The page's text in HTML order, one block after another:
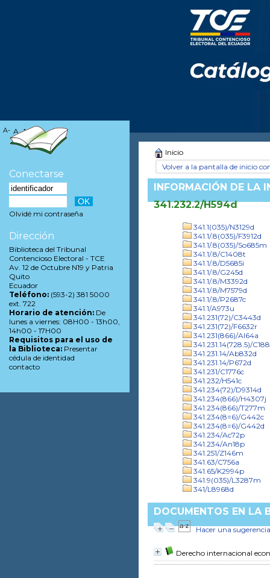
Inicio
Volver a la pantalla de inicio
INFORMACIÓN DE LA
341.232.2/H594d
341.1(035)/N3129d
341.1/.8(035)/F3912d
341.1/.8(035)/So685m
341.1/.8/C1408t
341.1/.8/D5685i
341.1/.8/G245d
341.1/.8/M3392d
341.1/.8/M7579d
341.1/.8/P2687c
341.1/A973u
341.231(72)/C3443d
341.231(72)/F6632r
341.231(866)/Al64a
341.231.14(728.5)/
341.231.14/Ab832d
341.231.14/P672d
341.231/C1776c
341.232/H541c
341.234(72)/D9314d
341.234(866)/H4307j
341.234(866)/T277m
341.234(8=6)/G442c
341.234(8=6)/G442d
341.234/Ac72p
341.234/An18p
341.251/Z146m
341.63/C756a
341.65/K2994p
341.9(035)/L3287m
341/L8968d
DOCUMENTOS EN LA
Hacer una sugerencia
Derecho internacional
A- A A+
Conectarse
Olvidé mi contraseña
Dirección
Biblioteca del Tribunal
Contencioso Electoral - TCE
Av. 12 de Octubre N19 y Patria
Quito
Ecuador
Teléfono: (593-2) 381 5000
ext. 722
Horario de atención: De
lunes a viernes: 08H00 - 13h00,
14h00 - 17H00
Requisitos para el uso de
la Biblioteca: Presentar
cédula de identidad
contacto